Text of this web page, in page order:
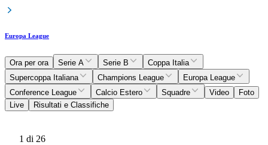
Europa League
Ora per ora Serie A Serie B
Coppa Italia
Supercoppa Italiana
Champions League
Europa League
Conference League
Calcio Estero Squadre Video
Foto
Live
Risultati e Classifiche
1 di 26